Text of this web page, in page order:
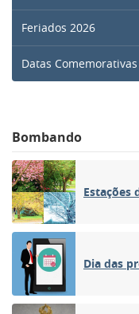
Feriados 2026
Datas
Bombando
Estações
Dia das